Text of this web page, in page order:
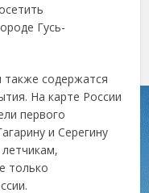
Гусь-
также содержатся
На карте России
первого
и Серегину
только